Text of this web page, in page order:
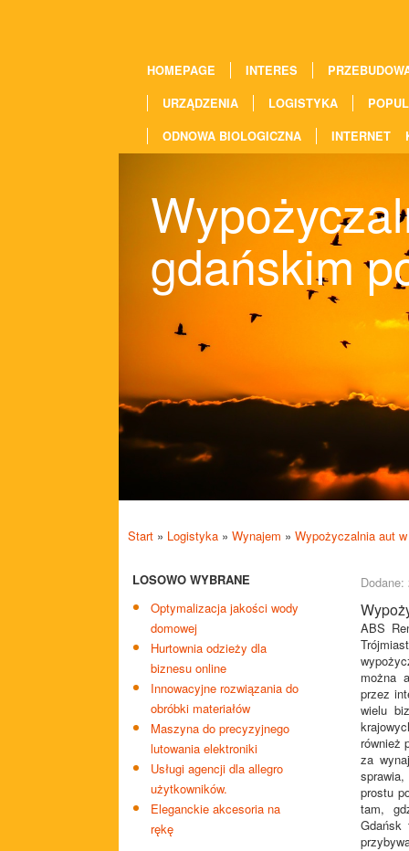
HOMEPAGE INTERES
URZĄDZENIA
LOGISTYKA
ODNOWA BIOLOGICZNA
INTERNET
gdańskim
Start » Logistyka » Wynajem » Wypożyczalnia aut
LOSOWO WYBRANE
Optymalizacja jakości wody
domowej
Hurtownia odzieży dla
biznesu online
Innowacyjne rozwiązania do
obróbki materiałów
Maszyna do precyzyjnego
lutowania elektroniki
Usługi agencji dla allegro
użytkowników.
Eleganckie akcesoria na
rękę
Dodane:
ABS
można
przez
wielu
również
za
prostu
tam,
Gdańsk